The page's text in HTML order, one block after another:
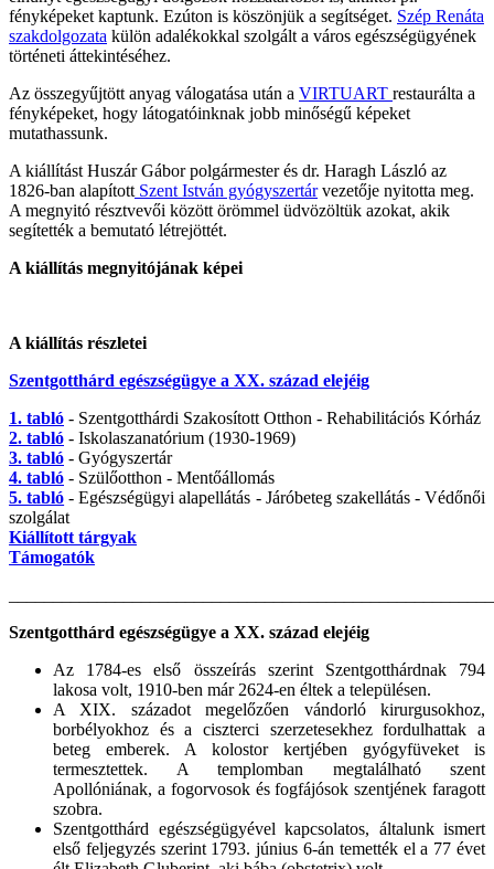
fényképeket kaptunk. Ezúton is köszönjük a segítséget. Szép Renáta
szakdolgozata külön adalékokkal szolgált a város egészségügyének
történeti áttekintéséhez.
Az összegyűjtött anyag válogatása után a VIRTUART restaurálta a
fényképeket, hogy látogatóinknak jobb minőségű képeket
mutathassunk.
A kiállítást Huszár Gábor polgármester és dr. Haragh László az
1826-ban alapított Szent István gyógyszertárvezetője nyitotta meg.
A megnyitó résztvevői között örömmel üdvözöltük azokat, akik
segítették a bemutató létrejöttét.
A kiállítás megnyitójának képei
A kiállítás részletei
Szentgotthárd egészségügye a XX. század elejéig
1. tabló - Szentgotthárdi Szakosított Otthon - Rehabilitációs Kórház
2. tabló - Iskolaszanatórium (1930-1969)
3. tabló - Gyógyszertár
4. tabló - Szülőotthon - Mentőállomás
5. tabló - Egészségügyi alapellátás - Járóbeteg szakellátás - Védőnői
szolgálat
Kiállított tárgyak
Támogatók
Szentgotthárd egészségügye a XX. század elejéig
Az 1784-es első összeírás szerint Szentgotthárdnak 794
lakosa volt, 1910-ben már 2624‑en éltek a településen.
A XIX. századot megelőzően vándorló kirurgusokhoz,
borbélyokhoz és a ciszterci szerzetesekhez fordulhattak a
beteg emberek. A kolostor kertjében gyógyfüveket is
termesztettek. A templomban megtalálható szent
Apollóniának, a fogorvosok és fogfájósok szentjének faragott
szobra.
Szentgotthárd egészségügyével kapcsolatos, általunk ismert
első feljegyzés szerint 1793. június 6‑án temették el a 77 évet